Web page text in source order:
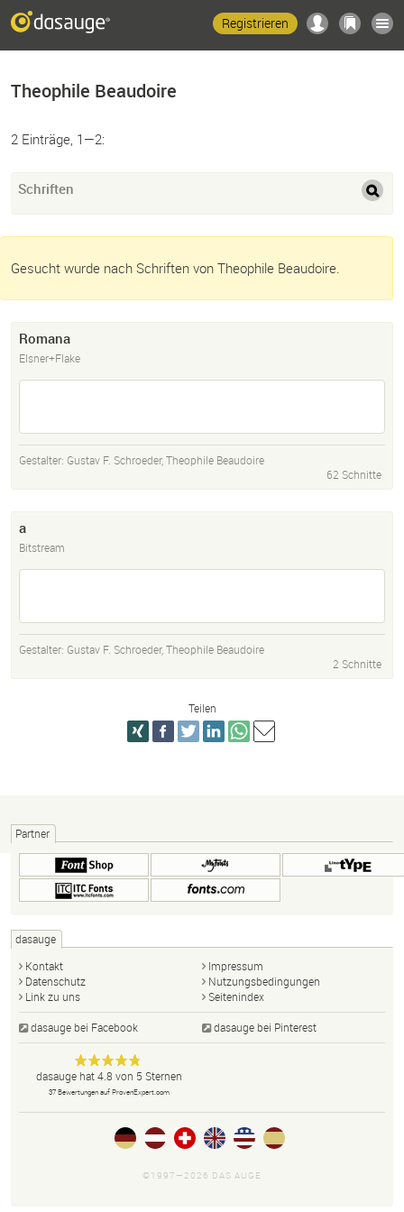
Registrieren
Theophile Beaudoire
2 Einträge, 1—2:
Schriften
Gesucht wurde nach Schriften von Theophile Beaudoire.
Romana
Elsner+Flake
Gestalter: Gustav F. Schroeder,Theophile Beaudoire
62 Schnitte
a
Bitstream
Gestalter: Gustav F. Schroeder,Theophile Beaudoire
2 Schnitte
Teilen
Partner
dasauge
Kontakt
Impressum
Datenschutz
Nutzungsbedingungen
Link zu uns
Seitenindex
dasauge bei Facebook dasauge bei Pinterest
dasauge
Designer,
Fotografen,
Agenturen,
Portfolios
und Jobs.
Anonym
dasaugehat4.8 von 5 Sternen
37Bewertungen auf ProvenExpert.com
©1997—2026 DAS AUGE